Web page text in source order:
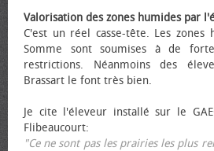
Valorisation des zones humides par
C'est un réel casse-tête. Les zones
Somme sont soumises à de
restrictions. Néanmoins des
Brassart le font très bien.
Je cite l'éleveur installé sur le
Flibeaucourt:
"Ce ne sont pas les prairies les plus